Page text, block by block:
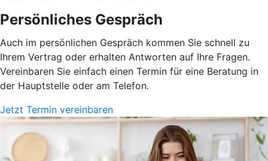
Persönliches Gespräch
Auch im persönlichen Gespräch kommen Sie schnell zu
Ihrem Vertrag oder erhalten Antworten auf Ihre Fragen.
Vereinbaren Sie einfach einen Termin für eine Beratung in
der Hauptstelle oder am Telefon.
Jetzt Termin vereinbaren